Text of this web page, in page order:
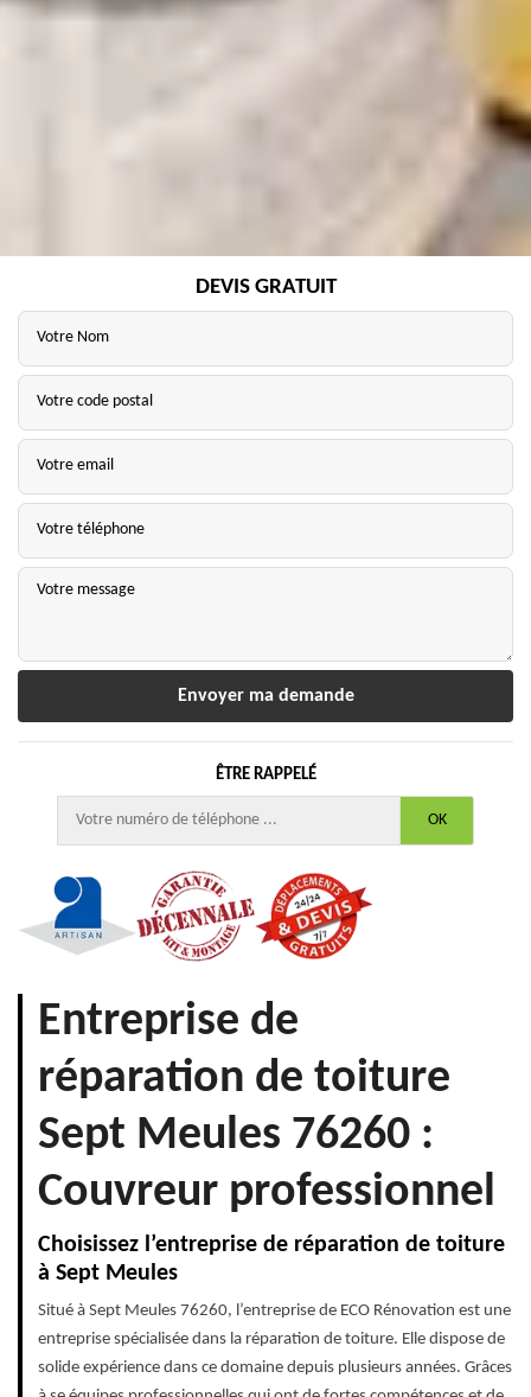
DEVIS GRATUIT
ÊTRE RAPPELÉ
Entreprise de
réparation de toiture
Sept Meules 76260 :
Couvreur professionnel
Choisissez l’entreprise de réparation de toiture
à Sept Meules
Situé à Sept Meules 76260, l’entreprise de ECO Rénovation est une
entreprise spécialisée dans la réparation de toiture. Elle dispose de
solide expérience dans ce domaine depuis plusieurs années. Grâces